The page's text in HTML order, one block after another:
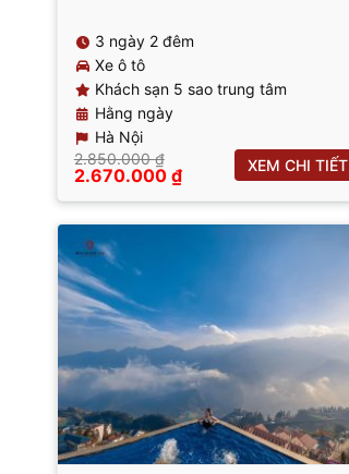
3 ngày 2 đêm
Xe ô tô
Khách sạn 5 sao trung tâm
Hằng ngày
Hà Nội
2.850.000₫
Giá
là:
2.850.000 ₫.
2.670.000 ₫Giá
hiện
tại
là:
XEM CHI TIẾT